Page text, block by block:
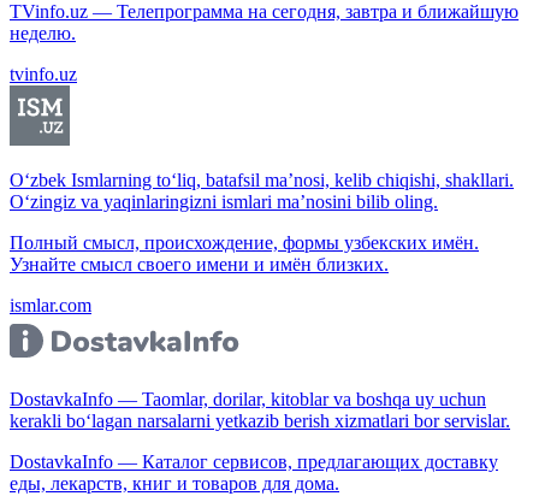
TVinfo.uz — Телепрограмма на сегодня, завтра и ближайшую
неделю.
tvinfo.uz
O‘zbek Ismlarning to‘liq, batafsil ma’nosi, kelib chiqishi, shakllari.
O‘zingiz va yaqinlaringizni ismlari ma’nosini bilib oling.
Полный смысл, происхождение, формы узбекских имён.
Узнайте смысл своего имени и имён близких.
ismlar.com
DostavkaInfo — Taomlar, dorilar, kitoblar va boshqa uy uchun
kerakli bo‘lagan narsalarni yetkazib berish xizmatlari bor servislar.
DostavkaInfo — Каталог сервисов, предлагающих доставку
еды, лекарств, книг и товаров для дома.